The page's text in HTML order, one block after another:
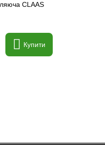
CLAAS
Купити